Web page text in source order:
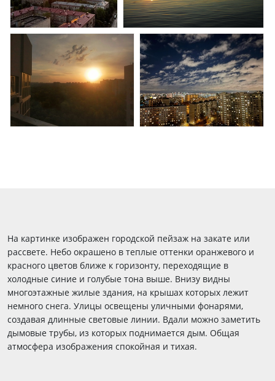
На картинке изображен городской пейзаж на закате или
рассвете. Небо окрашено в теплые оттенки оранжевого и
красного цветов ближе к горизонту, переходящие в
холодные синие и голубые тона выше. Внизу видны
многоэтажные жилые здания, на крышах которых лежит
немного снега. Улицы освещены уличными фонарями,
создавая длинные световые линии. Вдали можно заметить
дымовые трубы, из которых поднимается дым. Общая
атмосфера изображения спокойная и тихая.